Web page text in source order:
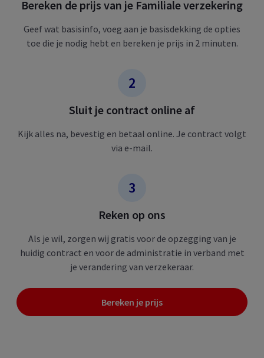
Bereken de prijs van je Familiale verzekering
Geef wat basisinfo, voeg aan je basisdekking de opties
toe die je nodig hebt en bereken je prijs in 2 minuten.
Sluit je contract online af
Kijk alles na, bevestig en betaal online. Je contract volgt
via e-mail.
Reken op ons
Als je wil, zorgen wij gratis voor de opzegging van je
huidig contract en voor de administratie in verband met
je verandering van verzekeraar.
Bereken je prijs